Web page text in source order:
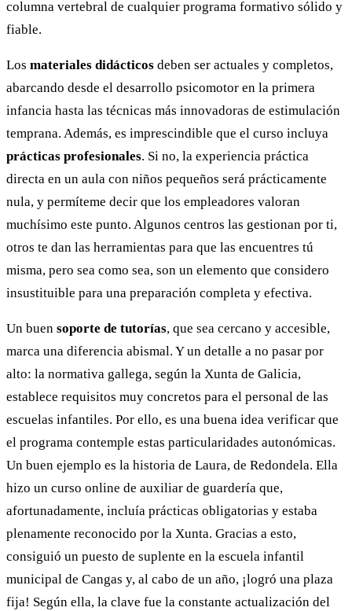
columna vertebral de cualquier programa formativo sólido y
fiable.
Los materiales didácticos deben ser actuales y completos,
abarcando desde el desarrollo psicomotor en la primera
infancia hasta las técnicas más innovadoras de estimulación
temprana. Además, es imprescindible que el curso incluya
prácticas profesionales. Si no, la experiencia práctica
directa en un aula con niños pequeños será prácticamente
nula, y permíteme decir que los empleadores valoran
muchísimo este punto. Algunos centros las gestionan por ti,
otros te dan las herramientas para que las encuentres tú
misma, pero sea como sea, son un elemento que considero
insustituible para una preparación completa y efectiva.
Un buen soporte de tutorías, que sea cercano y accesible,
marca una diferencia abismal. Y un detalle a no pasar por
alto: la normativa gallega, según la Xunta de Galicia,
establece requisitos muy concretos para el personal de las
escuelas infantiles. Por ello, es una buena idea verificar que
el programa contemple estas particularidades autonómicas.
Un buen ejemplo es la historia de Laura, de Redondela. Ella
hizo un curso online de auxiliar de guardería que,
afortunadamente, incluía prácticas obligatorias y estaba
plenamente reconocido por la Xunta. Gracias a esto,
consiguió un puesto de suplente en la escuela infantil
municipal de Cangas y, al cabo de un año, ¡logró una plaza
fija! Según ella, la clave fue la constante actualización del